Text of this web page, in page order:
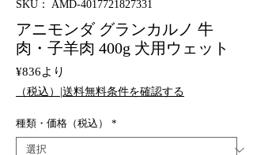
SKU： AMD-4017721827331
アニモンダ グランカルノ 牛
肉・子羊肉 400g 犬用ウェット
¥836より
ー
ル
格
（税込）|送料無料条件を確認する
種類・価格（税込） *